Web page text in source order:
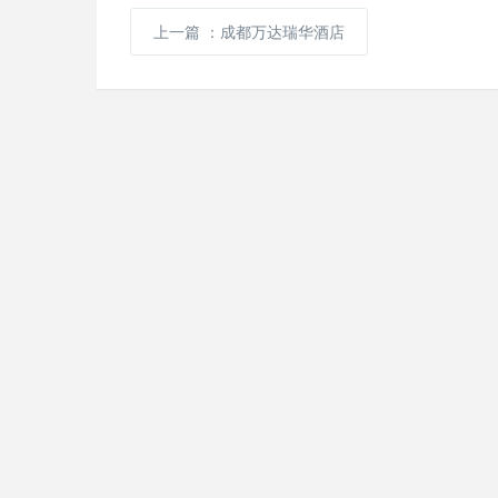
上一篇 ：成都万达瑞华酒店